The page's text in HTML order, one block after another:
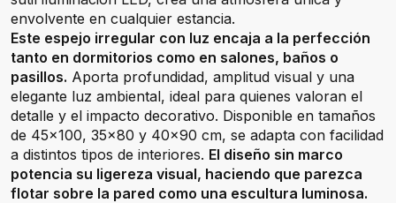
envolvente en cualquier estancia.
Este espejo irregular con luz encaja a la perfección
tanto en dormitorios como en salones, baños o
pasillos. Aporta profundidad, amplitud visual y una
elegante luz ambiental, ideal para quienes valoran el
detalle y el impacto decorativo. Disponible en tamaños
de 45x100, 35x80 y 40x90 cm, se adapta con facilidad
a distintos tipos de interiores. El diseño sin marco
potencia su ligereza visual, haciendo que parezca
flotar sobre la pared como una escultura luminosa.